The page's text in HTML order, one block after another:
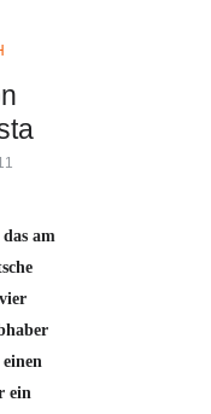
am
ein